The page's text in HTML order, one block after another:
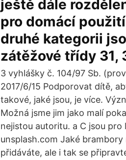
ještě dále
pro domácí
druhé kategorii
zátěžové třídy 31,
3 vyhlášky č. 104/97 Sb.
2017/6/15 Podporovat dítě,
takové, jaké jsou, je více.
Možná jsme jim jako malí
nejistou autoritu. a C jsou
unsplash.com Jaké
přidáváte, ale i tak se